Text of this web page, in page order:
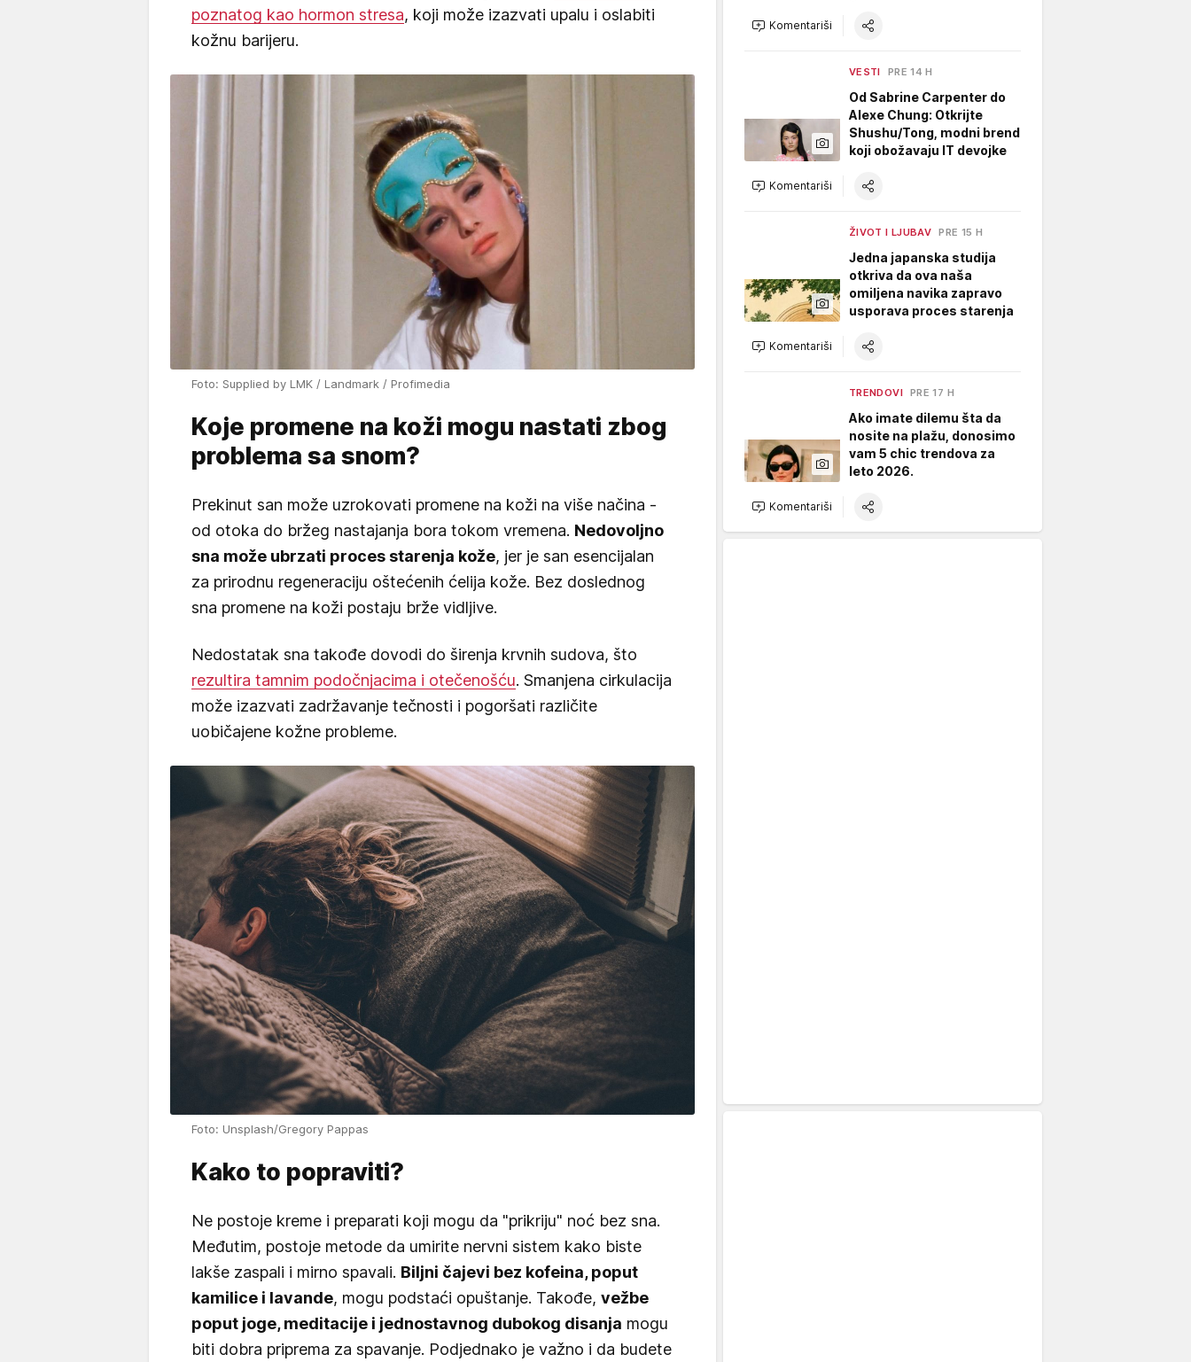
poznatog kao hormon stresa, koji može izazvati upalu i oslabiti
kožnu barijeru.
Foto: Supplied by LMK / Landmark / Profimedia
Koje promene na koži mogu nastati zbog
problema sa snom?
Prekinut san može uzrokovati promene na koži na više načina -
od otoka do bržeg nastajanja bora tokom vremena. Nedovoljno
sna može ubrzati proces starenja kože, jer je san esencijalan
za prirodnu regeneraciju oštećenih ćelija kože. Bez doslednog
sna promene na koži postaju brže vidljive.
Nedostatak sna takođe dovodi do širenja krvnih sudova, što
rezultira tamnim podočnjacima i otečenošću. Smanjena cirkulacija
može izazvati zadržavanje tečnosti i pogoršati različite
uobičajene kožne probleme.
Foto: Unsplash/Gregory Pappas
Kako to popraviti?
Ne postoje kreme i preparati koji mogu da "prikriju" noć bez sna.
Međutim, postoje metode da umirite nervni sistem kako biste
lakše zaspali i mirno spavali. Biljni čajevi bez kofeina, poput
kamilice i lavande, mogu podstaći opuštanje. Takođe, vežbe
poput joge, meditacije i jednostavnog dubokog disanja mogu
biti dobra priprema za spavanje. Podjednako je važno i da budete
Komentariši
VESTI PRE 14 H
Od Sabrine Carpenter do
Alexe Chung: Otkrijte
Shushu/Tong, modni brend
koji obožavaju IT devojke
Komentariši
ŽIVOT I LJUBAV PRE 15 H
Jedna japanska studija
otkriva da ova naša
omiljena navika zapravo
usporava proces starenja
Komentariši
TRENDOVI PRE 17 H
Ako imate dilemu šta da
nosite na plažu, donosimo
vam 5 chic trendova za
leto 2026.
Komentariši